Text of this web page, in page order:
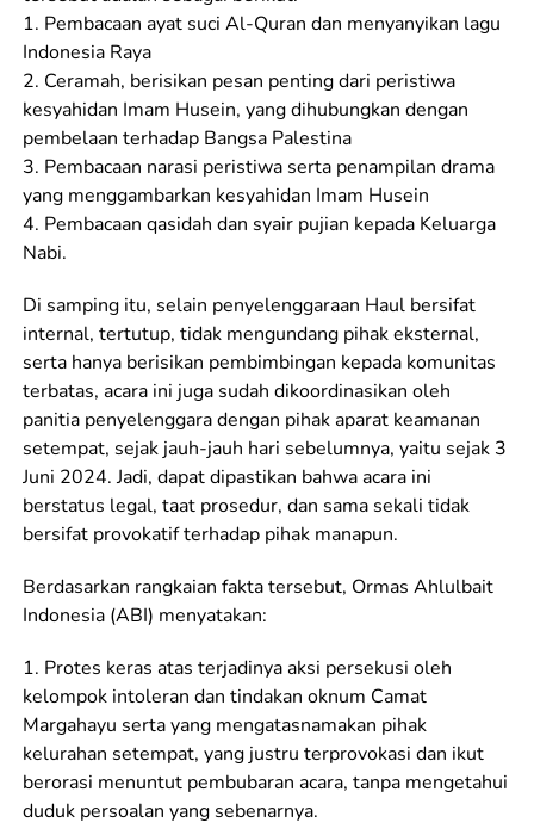
1. Pembacaan ayat suci Al-Quran dan menyanyikan lagu
Indonesia Raya
2. Ceramah, berisikan pesan penting dari peristiwa
kesyahidan Imam Husein, yang dihubungkan dengan
pembelaan terhadap Bangsa Palestina
3. Pembacaan narasi peristiwa serta penampilan drama
yang menggambarkan kesyahidan Imam Husein
4. Pembacaan qasidah dan syair pujian kepada Keluarga
Nabi.
Di samping itu, selain penyelenggaraan Haul bersifat
internal, tertutup, tidak mengundang pihak eksternal,
serta hanya berisikan pembimbingan kepada komunitas
terbatas, acara ini juga sudah dikoordinasikan oleh
panitia penyelenggara dengan pihak aparat keamanan
setempat, sejak jauh-jauh hari sebelumnya, yaitu sejak 3
Juni 2024. Jadi, dapat dipastikan bahwa acara ini
berstatus legal, taat prosedur, dan sama sekali tidak
bersifat provokatif terhadap pihak manapun.
Berdasarkan rangkaian fakta tersebut, Ormas Ahlulbait
Indonesia (ABI) menyatakan:
1. Protes keras atas terjadinya aksi persekusi oleh
kelompok intoleran dan tindakan oknum Camat
Margahayu serta yang mengatasnamakan pihak
kelurahan setempat, yang justru terprovokasi dan ikut
berorasi menuntut pembubaran acara, tanpa mengetahui
duduk persoalan yang sebenarnya.